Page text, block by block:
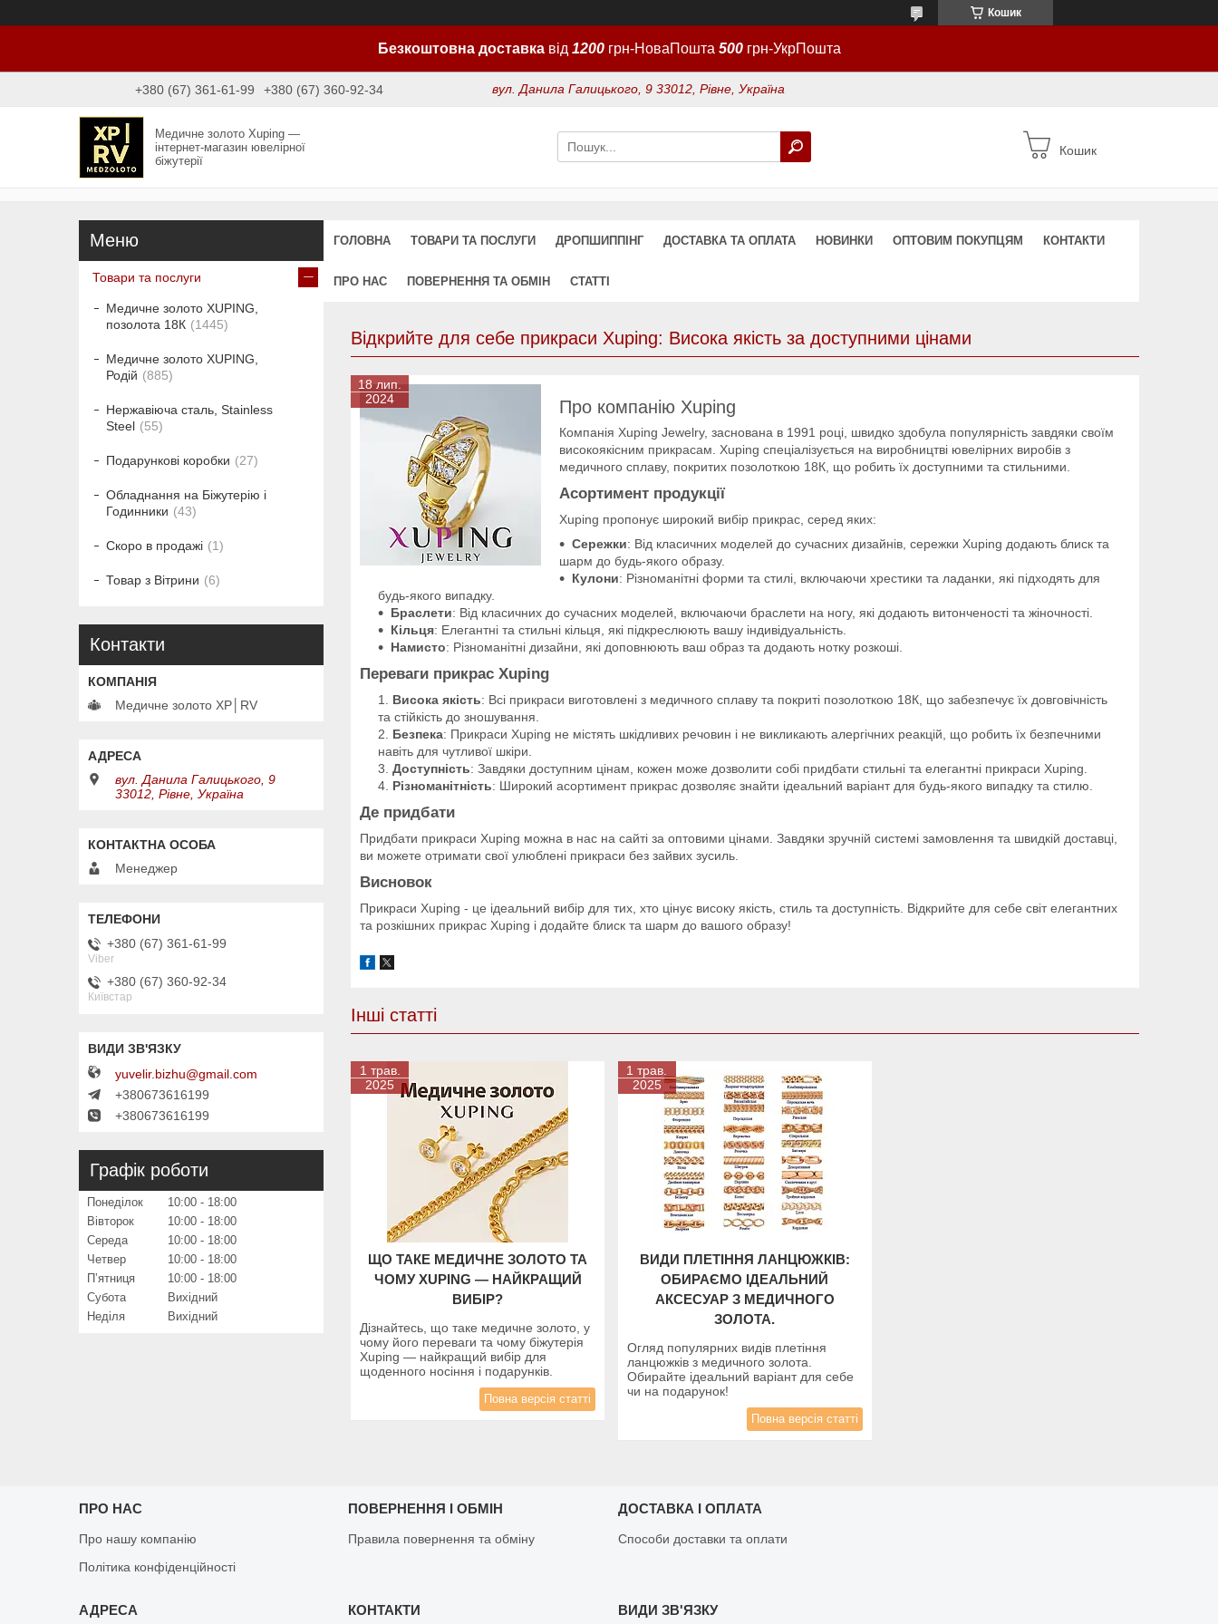
Кошик
Безкоштовна доставкавід 1200грн-НоваПошта 500грн-УкрПошта
+380 (67) 361-61-99 +380 (67) 360-92-34 вул. Данила Галицького, 9 33012, Рівне, Україна
Медичне золото Xuping —
інтернет-магазин ювелірної
біжутерії
Кошик
ГОЛОВНА ТОВАРИ ТА ПОСЛУГИ ДРОПШИППІНГ ДОСТАВКА ТА ОПЛАТА НОВИНКИ ОПТОВИМ ПОКУПЦЯМ КОНТАКТИ
ПРО НАС ПОВЕРНЕННЯ ТА ОБМІН СТАТТІ
Відкрийте для себе прикраси Xuping: Висока якість за доступними цінами
18 лип.
2024
Про компанію Xuping
Компанія Xuping Jewelry, заснована в 1991 році, швидко здобула популярність завдяки своїм
високоякісним прикрасам. Xuping спеціалізується на виробництві ювелірних виробів з
медичного сплаву, покритих позолоткою 18К, що робить їх доступними та стильними.
Асортимент продукції
Xuping пропонує широкий вибір прикрас, серед яких:
Сережки: Від класичних моделей до сучасних дизайнів, сережки Xuping додають блиск та
шарм до будь-якого образу.
Кулони: Різноманітні форми та стилі, включаючи хрестики та ладанки, які підходять для
будь-якого випадку.
Браслети: Від класичних до сучасних моделей, включаючи браслети на ногу, які додають витонченості та жіночності.
Кільця: Елегантні та стильні кільця, які підкреслюють вашу індивідуальність.
Намисто: Різноманітні дизайни, які доповнюють ваш образ та додають нотку розкоші.
Переваги прикрас Xuping
Висока якість: Всі прикраси виготовлені з медичного сплаву та покриті позолоткою 18К, що забезпечує їх довговічність
та стійкість до зношування.
Безпека: Прикраси Xuping не містять шкідливих речовин і не викликають алергічних реакцій, що робить їх безпечними
навіть для чутливої шкіри.
Доступність: Завдяки доступним цінам, кожен може дозволити собі придбати стильні та елегантні прикраси Xuping.
Різноманітність: Широкий асортимент прикрас дозволяє знайти ідеальний варіант для будь-якого випадку та стилю.
Де придбати
Придбати прикраси Xuping можна в нас на сайті за оптовими цінами. Завдяки зручній системі замовлення та швидкій доставці,
ви можете отримати свої улюблені прикраси без зайвих зусиль.
Висновок
Прикраси Xuping - це ідеальний вибір для тих, хто цінує високу якість, стиль та доступність. Відкрийте для себе світ елегантних
та розкішних прикрас Xuping і додайте блиск та шарм до вашого образу!
Інші статті
1 трав.
2025
ЩО ТАКЕ МЕДИЧНЕ ЗОЛОТО ТА
ЧОМУ XUPING — НАЙКРАЩИЙ
ВИБІР?
Дізнайтесь, що таке медичне золото, у
чому його переваги та чому біжутерія
Xuping — найкращий вибір для
щоденного носіння і подарунків.
Повна версія статті
1 трав.
2025
ВИДИ ПЛЕТІННЯ ЛАНЦЮЖКІВ:
ОБИРАЄМО ІДЕАЛЬНИЙ
АКСЕСУАР З МЕДИЧНОГО
ЗОЛОТА.
Огляд популярних видів плетіння
ланцюжків з медичного золота.
Обирайте ідеальний варіант для себе
чи на подарунок!
Повна версія статті
Товари та послуги
Медичне золото XUPING,
позолота 18К
1445
Медичне золото XUPING,
Родій
885
Нержавіюча сталь, Stainless
Steel
55
Подарункові коробки 27
Обладнання на Біжутерію і
Годинники
43
Скоро в продажі 1
Товар з Вітрини 6
Контакти
Медичне золото XP│RV
вул. Данила Галицького, 9
33012, Рівне, Україна
Менеджер
+380 (67) 361-61-99
Viber
+380 (67) 360-92-34
Київстар
yuvelir.bizhu@gmail.com
+380673616199
+380673616199
Графік роботи
Понеділок 10:00
18:00
Вівторок
10:00
18:00
Середа
10:00
18:00
Четвер
10:00
18:00
Пʼятниця
10:00
18:00
Субота
Вихідний
Неділя
Вихідний
ПРО НАС
Про нашу компанію
Політика конфіденційності
ПОВЕРНЕННЯ І ОБМІН
Правила повернення та обміну
ДОСТАВКА І ОПЛАТА
Способи доставки та оплати